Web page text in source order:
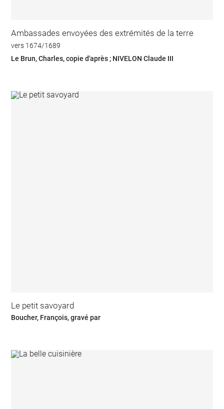
Ambassades envoyées des extrémités de la terre
vers 1674/1689
Le Brun, Charles, copie d'après ; NIVELON Claude III
Le petit savoyard
Boucher, François, gravé par